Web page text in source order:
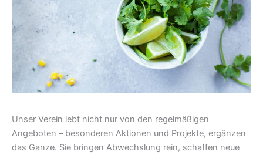
Unser Verein lebt nicht nur von den regelmäßigen
Angeboten – besonderen Aktionen und Projekte, ergänzen
das Ganze. Sie bringen Abwechslung rein, schaffen neue